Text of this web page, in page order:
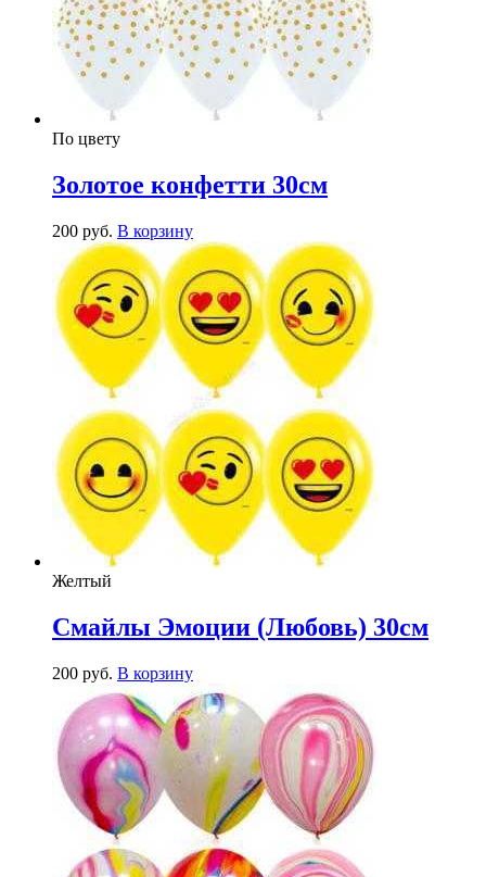
По цвету
Золотое конфетти 30см
200 руб. В корзину
Желтый
Смайлы Эмоции (Любовь) 30см
200 руб. В корзину